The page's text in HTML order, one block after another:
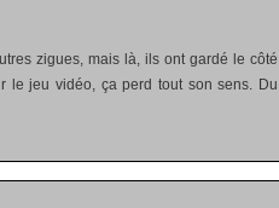
zigues, mais là, ils ont gardé le côté
le jeu vidéo, ça perd tout son sens. Du